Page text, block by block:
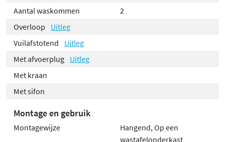
Aantal waskommen
2
Overloop
Uitleg
Vuilafstotend
Uitleg
Met afvoerplug Uitleg
Met kraan
Met sifon
Montage en gebruik
Montagewijze
Hangend, Op een
wastafelonderkast